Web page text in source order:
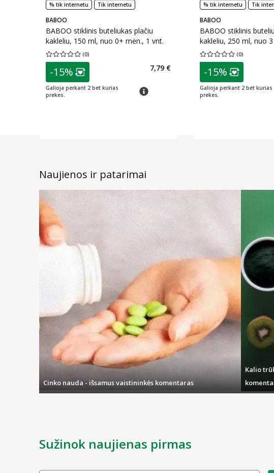
% tik internetu Tik internetu
BABOO
BABOO stiklinis buteliukas plačiu
kakleliu, 150 ml, nuo 0+ mėn., 1 vnt.
(0)
Vidutinis įvertinimas 0.00
patarimas
Lojalumo klubo narių nuolaida:
-15%
Galioja perkant 2 bet kurias
prekes.
patarimas
7,79 €
% tik internetu Tik
BABOO
BABOO stiklinis
kakleliu, 250 ml, nuo
(0)
Vidutinis įvertinimas 0.00
patarimas
Lojalumo
-15%
Galioja perkant 2 bet kurias
prekes.
Naujienos ir patarimai
Cinko nauda - išsamus vaistininkės komentaras
Kalio
Sužinok naujienas pirmas